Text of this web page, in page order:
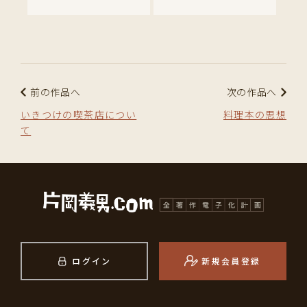
前の作品へ
いきつけの喫茶店につい
て
次の作品へ
料理本の思想
ログイン 新規会員登録